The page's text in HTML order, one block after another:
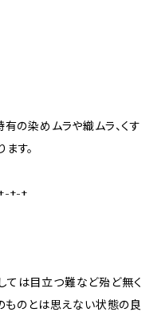
の染めムラや織ムラ、くす
す。
+-+
ては目立つ難など殆ど無く
のとは思えない状態の良